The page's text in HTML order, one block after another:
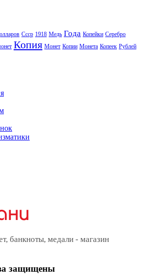
Ссср 1918 Медь Года Копейки Серебро
Копия Монет Копии Монета Копеек Рублей
банкноты, медали - магазин
защищены